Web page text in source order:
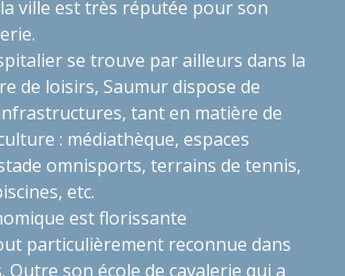
ville est très réputée pour son
se trouve par ailleurs dans la
de loisirs, Saumur dispose de
tant en matière de
: médiathèque, espaces
omnisports, terrains de tennis,
etc.
est florissante
particulièrement reconnue dans
Outre son école de cavalerie qui a